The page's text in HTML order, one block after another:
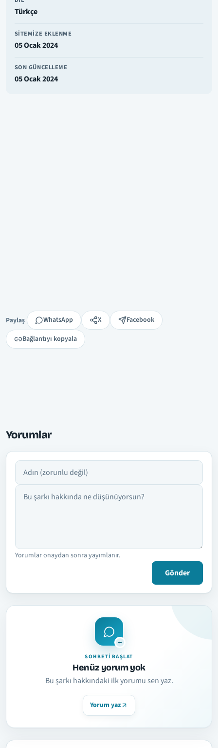
Türkçe
SITEMIZE EKLENME
05 Ocak 2024
SON GÜNCELLEME
05 Ocak 2024
Paylaş
Paylaş WhatsApp X
Facebook
Bağlantıyı kopyala
Yorumlar
Adın
Yorumun
Yorumlar onaydan sonra yayımlanır.
Gönder
SOHBETI BAŞLAT
Henüz yorum yok
Bu şarkı hakkındaki ilk yorumu sen yaz.
Yorum yaz